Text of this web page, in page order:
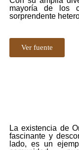
mayoría de los
sorprendente
Ver fuente
La existencia de
fascinante y
lado, es un